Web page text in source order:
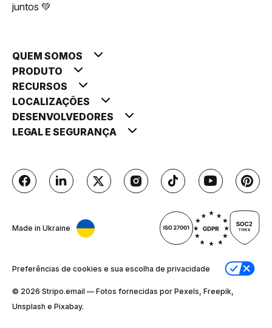
juntos 💚
QUEM SOMOS
PRODUTO
RECURSOS
LOCALIZAÇÕES
DESENVOLVEDORES
LEGAL E SEGURANÇA
Made in Ukraine
Preferências de cookies e sua escolha de privacidade
© 2026 Stripо.email — Fotos fornecidas por Pexels, Freepik,
Unsplash e Pixabay.